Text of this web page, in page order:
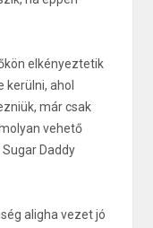
elkényeztetik
ahol
már csak
vehető
Daddy
aligha vezet jó